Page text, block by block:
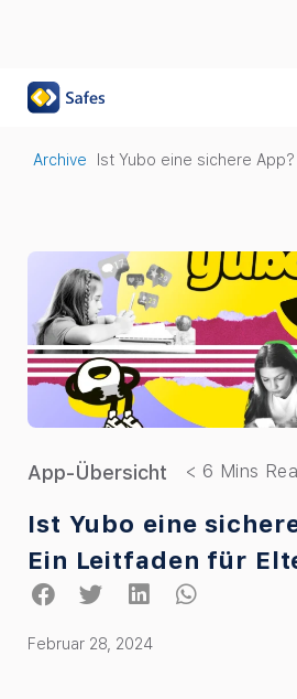
Archive Ist Yubo eine sichere
App-Übersicht
Ist Yubo eine
Ein Leitfaden für
Februar 28, 2024